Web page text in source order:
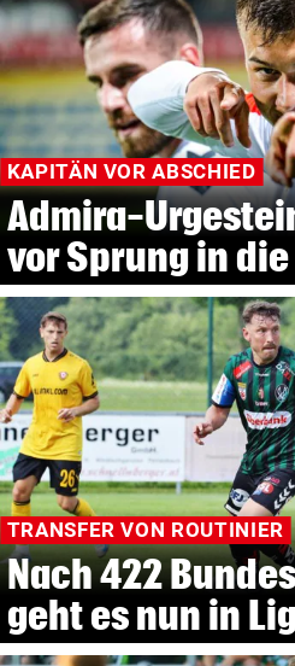
KAPITÄN VOR ABSCHIED
Admira-
vor Sprung in
TRANSFER VON ROUTINIER
Nach 422
geht es nun in